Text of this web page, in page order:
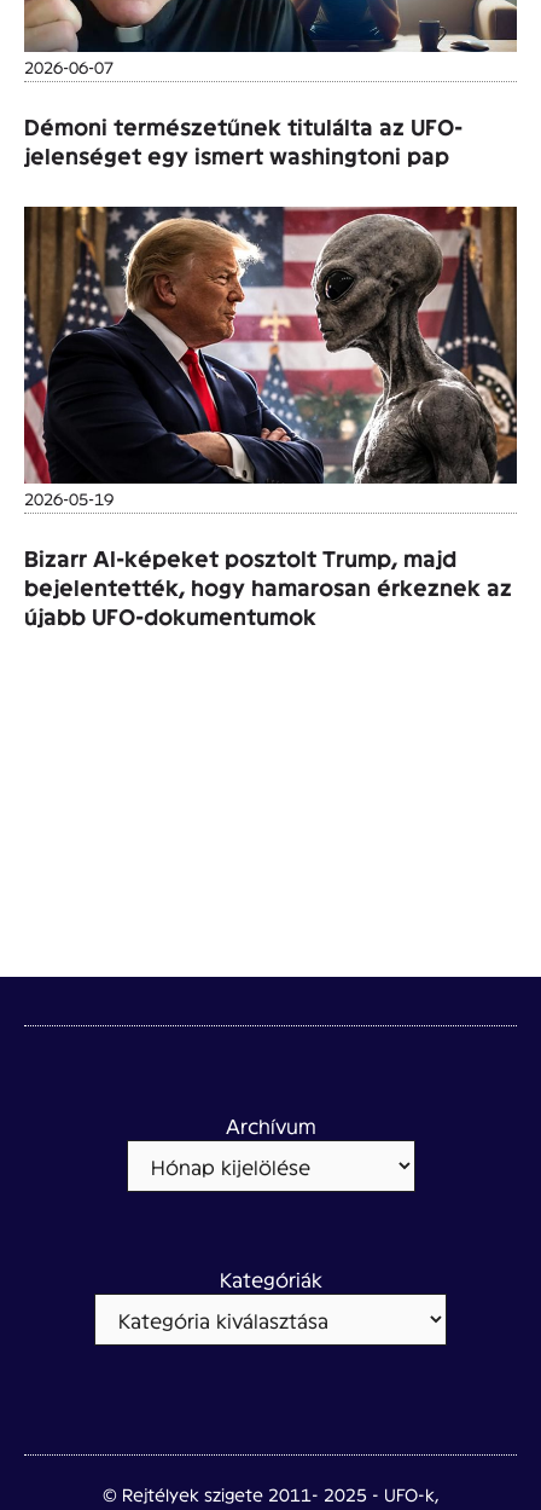
2026-06-07
Démoni természetűnek titulálta az UFO-
jelenséget egy ismert washingtoni pap
2026-05-19
Bizarr AI-képeket posztolt Trump, majd
bejelentették, hogy hamarosan érkeznek az
újabb UFO-dokumentumok
Archívum
Kategóriák
© Rejtélyek szigete 2011- 2025 - UFO-k,